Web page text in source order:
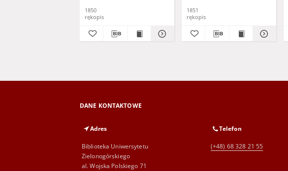
1850
rękopis
1851
rękopis
DANE KONTAKTOWE
Adres
Biblioteka Uniwersytetu
Zielonogórskiego
al. Wojska Polskiego 71
Telefon
(+48) 68 328 21 55